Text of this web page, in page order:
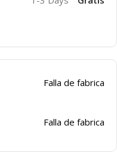
Falla de fabrica
Falla de fabrica